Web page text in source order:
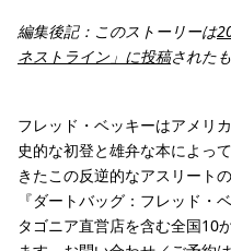
編集後記：このストーリーは
ネストライン」に投稿された
フレッド・ベッキーはアメリ
史的な初登と雄弁な本によっ
きたこの反逆的なアスリート
『ダートバッグ：フレッド・
タゴニア直営店を含む全国10